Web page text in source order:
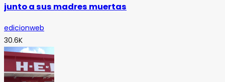
junto a sus madres muertas
edicionweb
30.6K